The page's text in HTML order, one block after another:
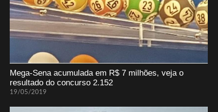
Mega-Sena acumulada em R$ 7 milhões, veja o
resultado do concurso 2.152
19/05/2019